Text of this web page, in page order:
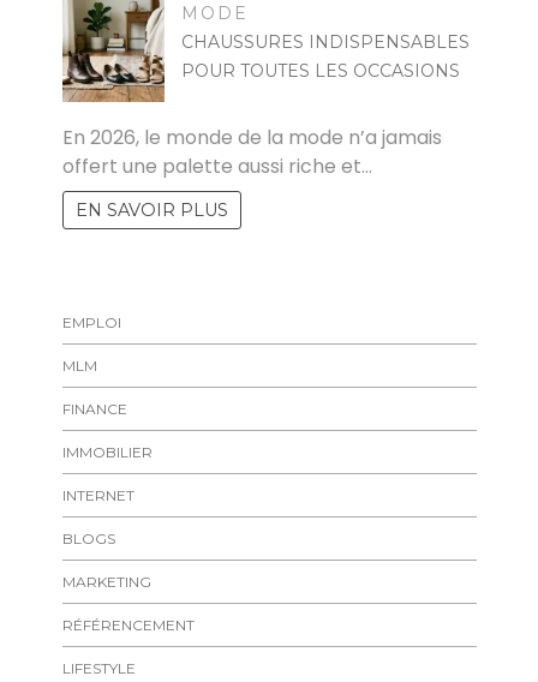
MODE
CHAUSSURES INDISPENSABLES
POUR TOUTES LES OCCASIONS
En 2026, le monde de la mode n’a jamais
offert une palette aussi riche et…
EN SAVOIR PLUS
EMPLOI
MLM
FINANCE
IMMOBILIER
INTERNET
BLOGS
MARKETING
RÉFÉRENCEMENT
LIFESTYLE